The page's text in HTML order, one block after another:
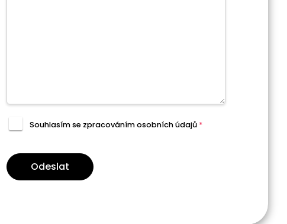
Souhlasím se zpracovánímosobních údajů *
Odeslat